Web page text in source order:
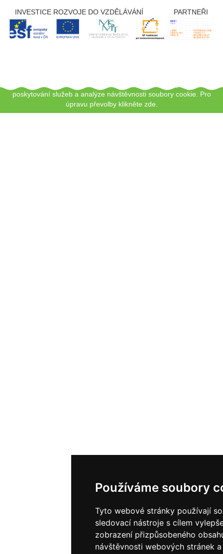
Používáme soubory
Tyto webové stránky používají
sledovací nástroje s cílem
zobrazení přizpůsobeného
návštěvnosti webových stránek
INVESTICE ROZVOJE DO VZDĚLÁVÁNÍ PARTNEŘI
poskytování služeb a analýze návštěvnosti soubory cookie. Pro
úpravu převolby klikněte zde.